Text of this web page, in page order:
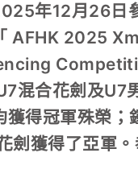
年12月26日
AFHK 2025
混合花劍及U7
獲得冠軍殊榮；
劍獲得了亞軍